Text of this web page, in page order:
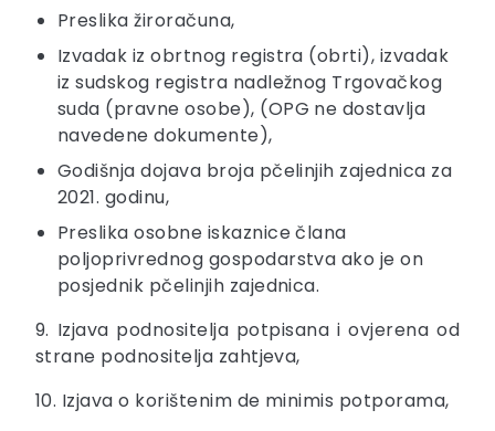
Preslika žiroračuna,
Izvadak iz obrtnog registra (obrti), izvadak
iz sudskog registra nadležnog Trgovačkog
suda (pravne osobe), (OPG ne dostavlja
navedene dokumente),
Godišnja dojava broja pčelinjih zajednica za
2021. godinu,
Preslika osobne iskaznice člana
poljoprivrednog gospodarstva ako je on
posjednik pčelinjih zajednica.
9. Izjava podnositelja potpisana i ovjerena od
strane podnositelja zahtjeva,
10. Izjava o korištenim de minimis potporama,